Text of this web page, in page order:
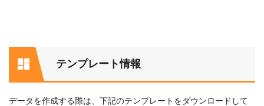
テンプレート情報
データを作成する際は、下記のテンプレートをダウンロードして